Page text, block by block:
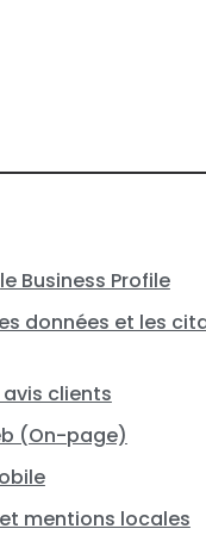
Business Profile
données et les
clients
(On-page)
mentions locales